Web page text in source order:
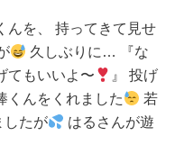
んを、 持ってきて見せ
久しぶりに… 『な
てもいいよ〜
』 投げ
くんをくれました
若
したが
はるさんが遊